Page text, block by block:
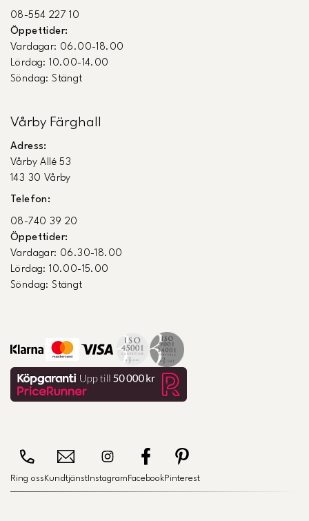
08-554 227 10
Öppettider:
Vardagar: 06.00-18.00
Lördag: 10.00-14.00
Söndag: Stängt
Vårby Färghall
Adress:
Vårby Allé 53
143 30 Vårby
Telefon:
08-740 39 20
Öppettider:
Vardagar: 06.30-18.00
Lördag: 10.00-15.00
Söndag: Stängt
Ring oss Kundtjänst Instagram FacebookPinterest